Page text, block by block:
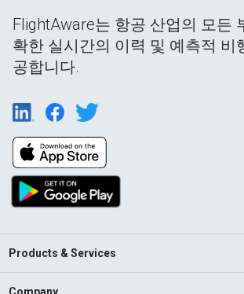
FlightAware는 항공 산업의 모든
확한 실시간의 이력 및 예측적 비
공합니다.
Products & Services